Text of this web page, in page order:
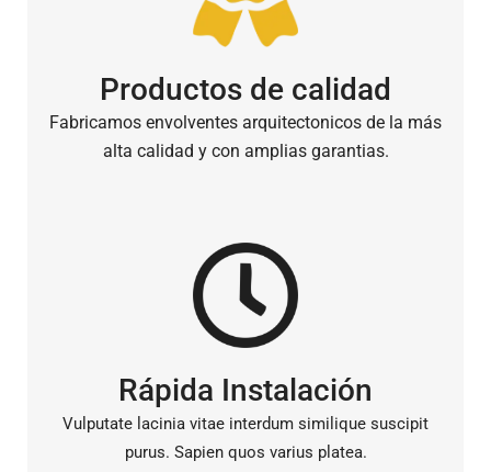
Productos de calidad
Fabricamos envolventes arquitectonicos de la más
alta calidad y con amplias garantias.
Rápida Instalación
Vulputate lacinia vitae interdum similique suscipit
purus. Sapien quos varius platea.